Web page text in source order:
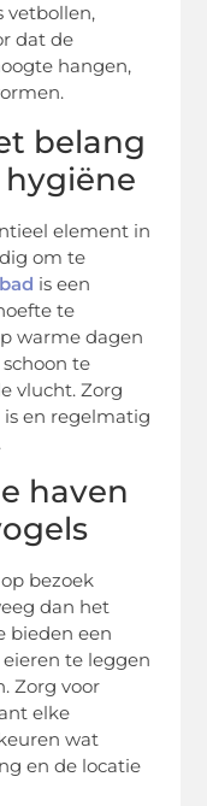
vetbollen,
dat de
hangen,
belang
element in
om te
is een
te
warme dagen
te
vlucht. Zorg
en regelmatig
haven
bezoek
dan het
bieden een
te leggen
Zorg voor
elke
wat
en de locatie